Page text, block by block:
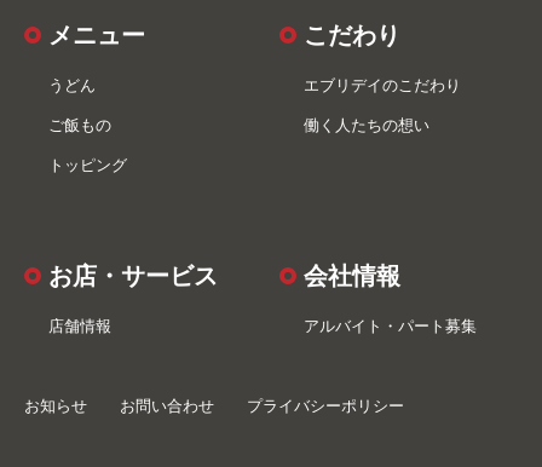
メニュー
うどん
ご飯もの
トッピング
こだわり
エブリデイのこだわり
働く人たちの想い
お店・サービス
店舗情報
会社情報
アルバイト・パート募集
お知らせ お問い合わせ プライバシーポリシー